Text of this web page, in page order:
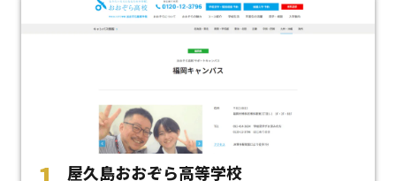
屋久島おおぞら高等学校